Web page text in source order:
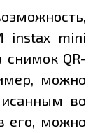
instax mini
снимок QR-
можно
во
его, можно